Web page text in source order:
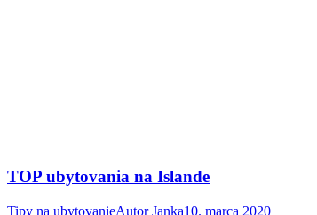
TOP ubytovania na Islande
Tipy na ubytovanieAutorJanka10. marca 2020